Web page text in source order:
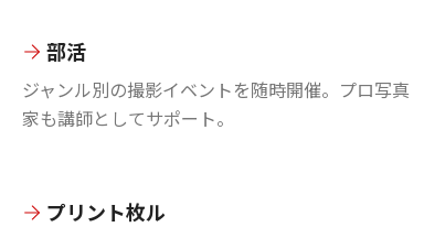
部活
ジャンル別の撮影イベントを随時開催。プロ写真
家も講師としてサポート。
プリント枚ル